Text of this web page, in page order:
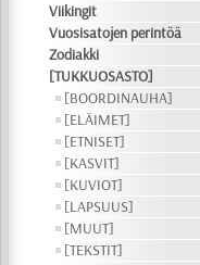
Viikingit
Vuosisatojen perintöä
Zodiakki
[TUKKUOSASTO]
[BOORDINAUHA]
[ELÄIMET]
[ETNISET]
[KASVIT]
[KUVIOT]
[LAPSUUS]
[MUUT]
[TEKSTIT]